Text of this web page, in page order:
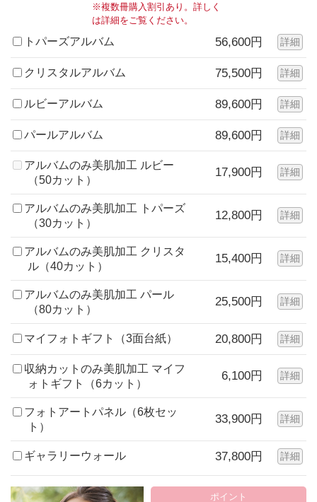
※複数冊購入割引あり。詳しく
は詳細をご覧ください。
トパーズアルバム 56,600円 詳細
クリスタルアルバム 75,500円 詳細
ルビーアルバム 89,600円 詳細
パールアルバム 89,600円 詳細
アルバムのみ美肌加工 ルビー
（50カット）
17,900円 詳細
アルバムのみ美肌加工 トパーズ
（30カット）
12,800円 詳細
アルバムのみ美肌加工 クリスタ
ル（40カット）
15,400円 詳細
アルバムのみ美肌加工 パール
（80カット）
25,500円 詳細
マイフォトギフト（3面台紙） 20,800円 詳細
収納カットのみ美肌加工 マイフ
ォトギフト（6カット）
6,100円 詳細
フォトアートパネル（6枚セッ
ト）
33,900円 詳細
ギャラリーウォール 37,800円 詳細